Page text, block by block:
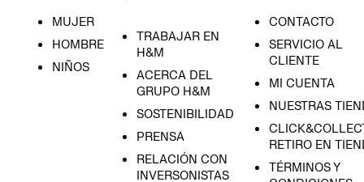
MUJER
HOMBRE
NIÑOS
TRABAJAR EN
H&M
ACERCA DEL
GRUPO H&M
SOSTENIBILIDAD
PRENSA
RELACIÓN CON
INVERSONISTAS
CONTACTO
SERVICIO AL
CLIENTE
MI CUENTA
NUESTRAS
RETIRO EN
TÉRMINOS Y